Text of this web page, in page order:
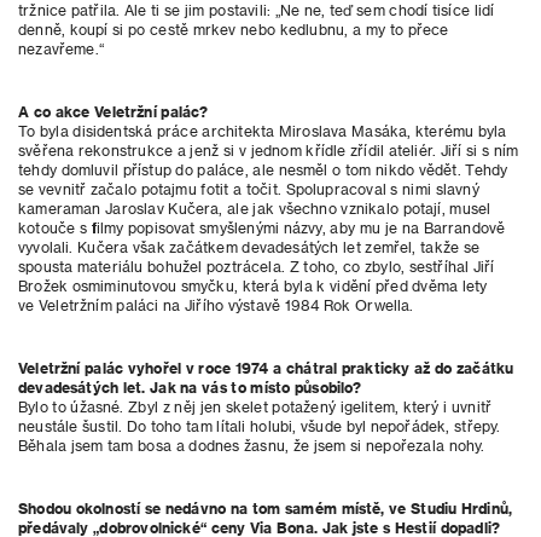
tržnice patřila. Ale ti se jim postavili: „Ne ne, teď sem chodí tisíce lidí
denně, koupí si po cestě mrkev nebo kedlubnu, a my to přece
nezavřeme.“
A co akce Veletržní palác?
To byla disidentská práce architekta Miroslava Masáka, kterému byla
svěřena rekonstrukce a jenž si v jednom křídle zřídil ateliér. Jiří si s ním
tehdy domluvil přístup do paláce, ale nesměl o tom nikdo vědět. Tehdy
se vevnitř začalo potajmu fotit a točit. Spolupracoval s nimi slavný
kameraman Jaroslav Kučera, ale jak všechno vznikalo potají, musel
kotouče s filmy popisovat smyšlenými názvy, aby mu je na Barrandově
vyvolali. Kučera však začátkem devadesátých let zemřel, takže se
spousta materiálu bohužel poztrácela. Z toho, co zbylo, sestříhal Jiří
Brožek osmiminutovou smyčku, která byla k vidění před dvěma lety
ve Veletržním paláci na Jiřího výstavě 1984 Rok Orwella.
Veletržní palác vyhořel v roce 1974 a chátral prakticky až do začátku
devadesátých let. Jak na vás to místo působilo?
Bylo to úžasné. Zbyl z něj jen skelet potažený igelitem, který i uvnitř
neustále šustil. Do toho tam lítali holubi, všude byl nepořádek, střepy.
Běhala jsem tam bosa a dodnes žasnu, že jsem si nepořezala nohy.
Shodou okolností se nedávno na tom samém místě, ve Studiu Hrdinů,
předávaly „dobrovolnické“ ceny Via Bona. Jak jste s Hestií dopadli?